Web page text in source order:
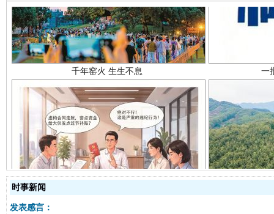
揭开“小金库”的免责幌子
时事新闻
发表感言：